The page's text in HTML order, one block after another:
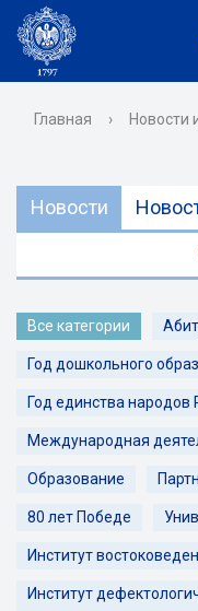
Главная › Новости
Новости
Все категории
Год дошкольного
Год единства народов
Международная
Образование
80 лет Победе
Институт
Институт